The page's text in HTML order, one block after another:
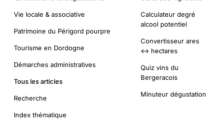
Vie locale & associative
Patrimoine du Périgord pourpre
Tourisme en Dordogne
Démarches administratives
Tous les articles
Recherche
Index thématique
Calculateur degré
alcool potentiel
Convertisseur ares
↔ hectares
Quiz vins du
Bergeracois
Minuteur dégustation